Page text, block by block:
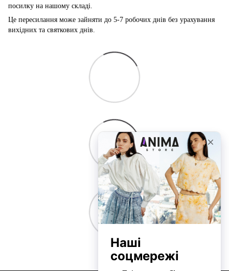
посилку на нашому складі.
Це пересилання може зайняти до 5-7 робочих днів без урахування
вихідних та святкових днів.